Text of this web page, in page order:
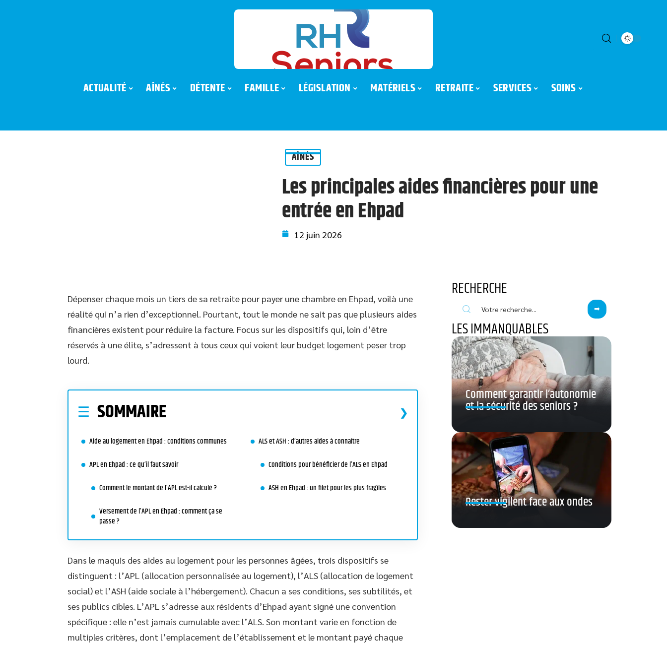
ACTUALITÉ AÎNÉS DÉTENTE FAMILLE LÉGISLATION MATÉRIELS RETRAITE SERVICES SOINS
AÎNÉS
Les principales aides financières pour une
entrée en Ehpad
12 juin 2026
Dépenser chaque mois un tiers de sa retraite pour payer une chambre en Ehpad, voilà une
réalité qui n’a rien d’exceptionnel. Pourtant, tout le monde ne sait pas que plusieurs aides
financières existent pour réduire la facture. Focus sur les dispositifs qui, loin d’être
réservés à une élite, s’adressent à tous ceux qui voient leur budget logement peser trop
lourd.
SOMMAIRE
Aide au logement en Ehpad : conditions communes
APL en Ehpad : ce qu’il faut savoir
Comment le montant de l’APL est-il calculé ?
Versement de l’APL en Ehpad : comment ça se
passe ?
ALS et ASH : d’autres aides à connaître
Conditions pour bénéficier de l’ALS en Ehpad
ASH en Ehpad : un filet pour les plus fragiles
Dans le maquis des aides au logement pour les personnes âgées, trois dispositifs se
distinguent : l’APL (allocation personnalisée au logement), l’ALS (allocation de logement
social) et l’ASH (aide sociale à l’hébergement). Chacun a ses conditions, ses subtilités, et
ses publics cibles. L’APL s’adresse aux résidents d’Ehpad ayant signé une convention
spécifique : elle n’est jamais cumulable avec l’ALS. Son montant varie en fonction de
multiples critères, dont l’emplacement de l’établissement et le montant payé chaque
RECHERCHE
LES IMMANQUABLES
Comment garantir l’autonomie
et la sécurité des seniors ?
Rester vigilent face aux ondes